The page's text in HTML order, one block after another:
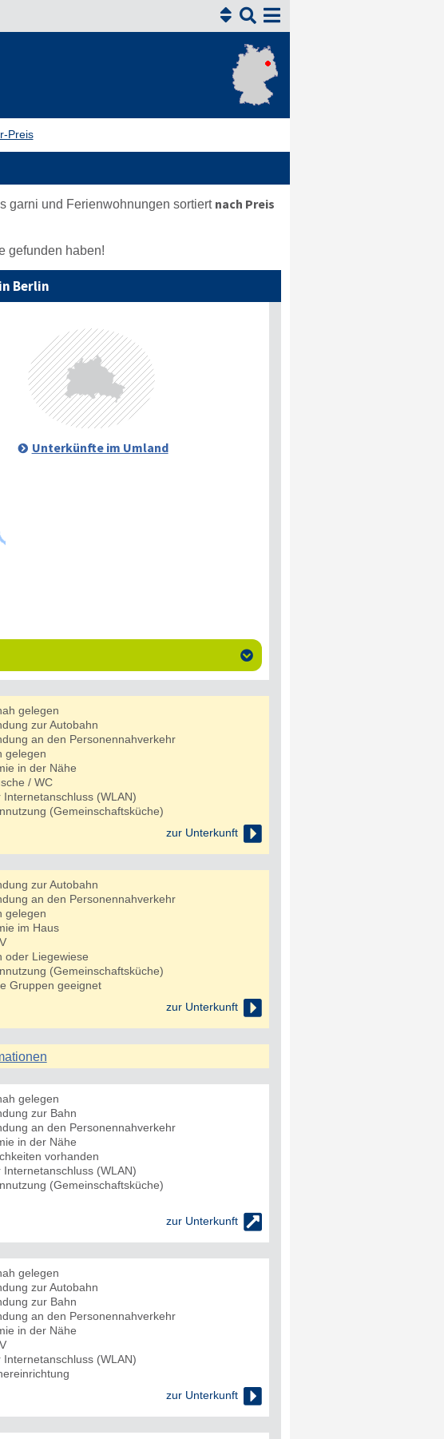


Preis
garni und Ferienwohnungen sortiert nach Preis
gefunden haben!
Berlin
Unterkünfte im Umland

gelegen
zur Autobahn
an den Personennahverkehr
gelegen
in der Nähe
/ WC
Internetanschluss (WLAN)
(Gemeinschaftsküche)
zur Unterkunft

zur Autobahn
an den Personennahverkehr
gelegen
im Haus
oder Liegewiese
(Gemeinschaftsküche)
Gruppen geeignet
zur Unterkunft

gelegen
zur Bahn
an den Personennahverkehr
in der Nähe
vorhanden
Internetanschluss (WLAN)
(Gemeinschaftsküche)
zur Unterkunft 
gelegen
zur Autobahn
zur Bahn
an den Personennahverkehr
in der Nähe
Internetanschluss (WLAN)
zur Unterkunft
